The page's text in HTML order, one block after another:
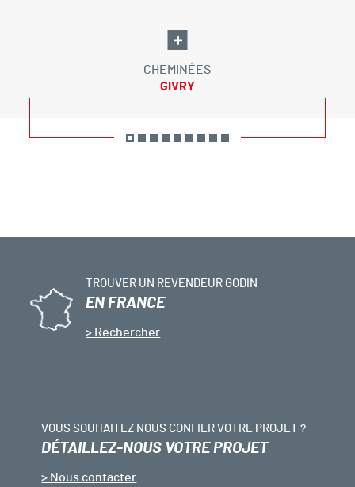
GIVRY
CHEMINÉES
TROUVER UN REVENDEUR GODIN
EN FRANCE
Rechercher
VOUS SOUHAITEZ NOUS CONFIER VOTRE PROJET ?
DÉTAILLEZ-NOUS VOTRE PROJET
Nous contacter